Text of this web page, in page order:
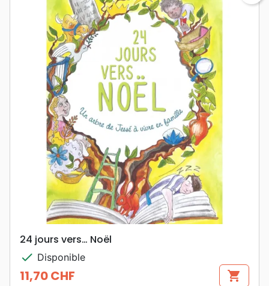
24 jours vers… Noël
check Disponible
Prix
11,70 CHF shopping_cart